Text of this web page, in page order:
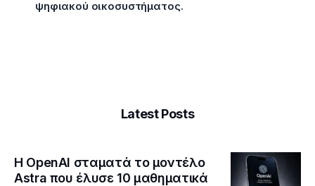
ψηφιακού οικοσυστήματος.
Latest Posts
Η OpenAI σταματά το μοντέλο
Astra που έλυσε 10 μαθηματικά